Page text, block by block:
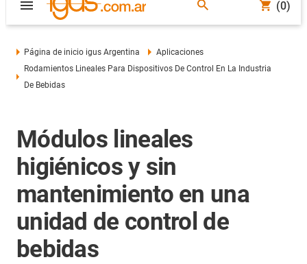
(0)
Página de inicio igus Argentina
Aplicaciones
Rodamientos Lineales Para Dispositivos De Control En La Industria
De Bebidas
Módulos lineales
higiénicos y sin
mantenimiento en una
unidad de control de
bebidas